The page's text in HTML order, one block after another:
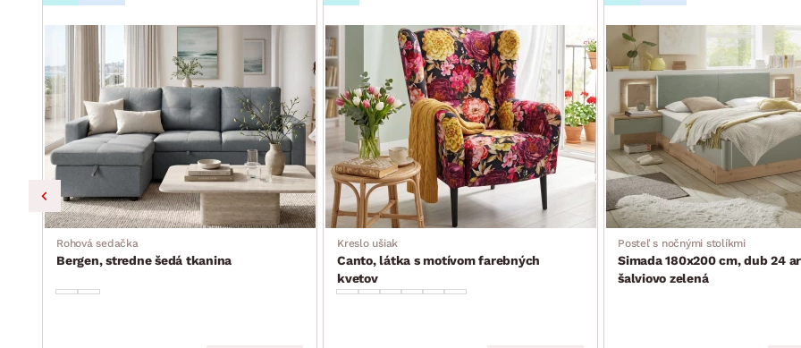
Rohová sedačka
Bergen, stredne šedá tkanina
Kreslo ušiak
Canto, látka s motívom farebných
kvetov
Posteľ s nočnými stolíkmi
Simada 180x200 cm, dub 24
šalviovo zelená